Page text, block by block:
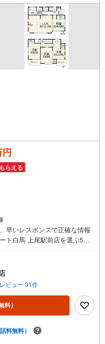
らえる
早いレスポンスで正確な情報
ト白馬 上尾駅前店を選ぶ5つ
内に立地。2.無料駐車場完備
容可。駐車場完備してます。
のキッズスペースをぜひご
えコーナーもご用意してま
でお手伝い営業時間:10時～20
自慢のお店です。5.提携FPへ
ン返済について、老後や学費
ビュー 31件
料）
料無料）